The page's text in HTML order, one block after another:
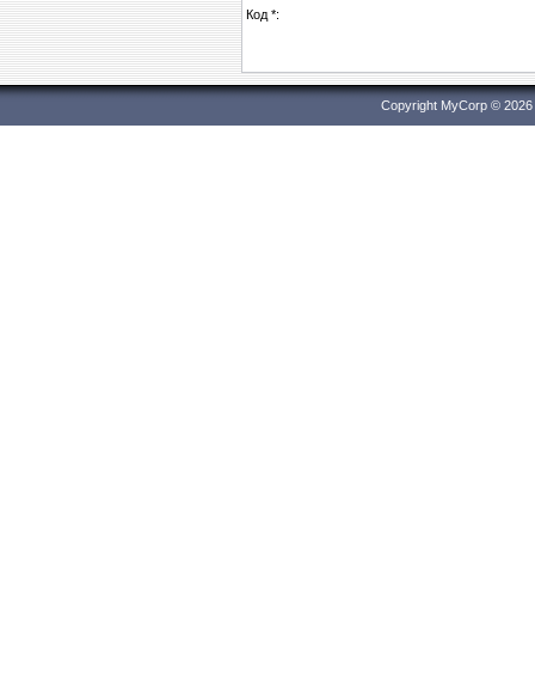
Код *:
Copyright MyCorp © 2026